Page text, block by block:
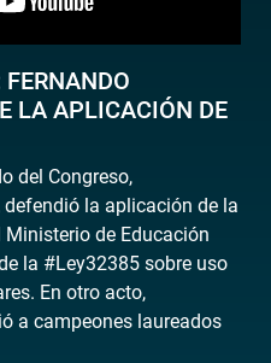
LA APLICACIÓN DE
del Congreso,
la aplicación de la
Ministerio de Educación
la #Ley32385 sobre uso
En otro acto,
a campeones laureados